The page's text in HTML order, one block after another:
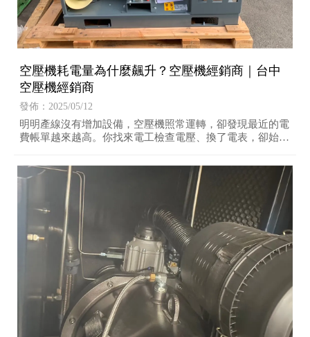
空壓機耗電量為什麼飆升？空壓機經銷商｜台中
空壓機經銷商
發佈：2025/05/12
明明產線沒有增加設備，空壓機照常運轉，卻發現最近的電
費帳單越來越高。你找來電工檢查電壓、換了電表，卻始終